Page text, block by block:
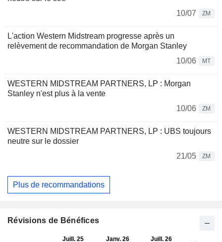
10/07
ZM
L'action Western Midstream progresse après un
relèvement de recommandation de Morgan Stanley
10/06
MT
WESTERN MIDSTREAM PARTNERS, LP : Morgan
Stanley n'est plus à la vente
10/06
ZM
WESTERN MIDSTREAM PARTNERS, LP : UBS toujours
neutre sur le dossier
21/05
ZM
Plus de recommandations
Révisions de Bénéfices